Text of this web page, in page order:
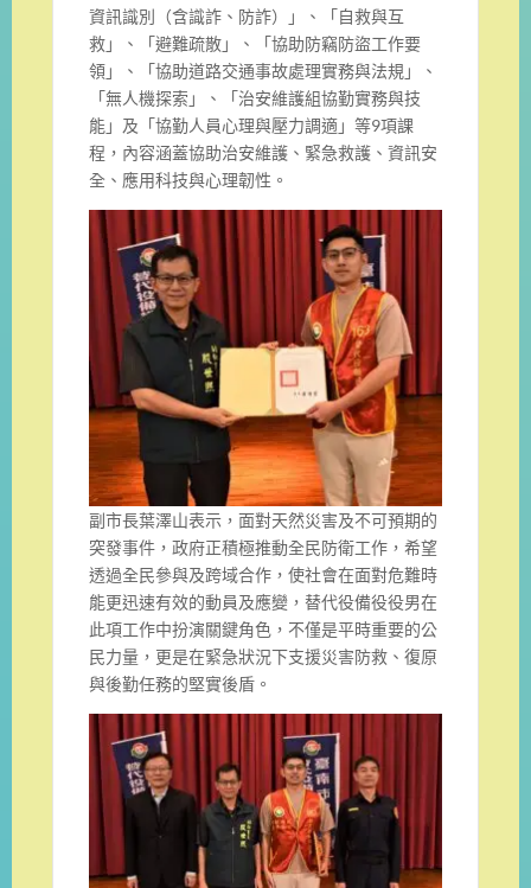
資訊識別（含識詐、防詐）」、「自救與互
救」、「避難疏散」、「協助防竊防盜工作要
領」、「協助道路交通事故處理實務與法規」、
「無人機探索」、「治安維護組協勤實務與技
能」及「協勤人員心理與壓力調適」等9項課
程，內容涵蓋協助治安維護、緊急救護、資訊安
全、應用科技與心理韌性。
副市長葉澤山表示，面對天然災害及不可預期的
突發事件，政府正積極推動全民防衛工作，希望
透過全民參與及跨域合作，使社會在面對危難時
能更迅速有效的動員及應變，替代役備役役男在
此項工作中扮演關鍵角色，不僅是平時重要的公
民力量，更是在緊急狀況下支援災害防救、復原
與後勤任務的堅實後盾。